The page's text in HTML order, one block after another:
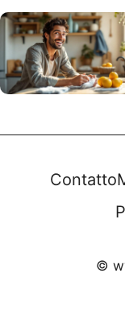
Contatto
©